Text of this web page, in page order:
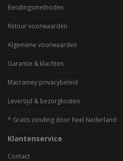
Betalingsmethoden
Retour voorwaarden
Algemene voorwaarden
Garantie & klachten
Macramey privacybeleid
Levertijd & bezorgkosten
* Gratis zending door heel Nederland
Klantenservice
Contact